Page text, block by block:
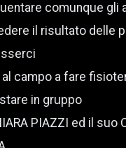
comunque gli
il risultato delle
al campo a fare
in gruppo
PIAZZI ed il suo